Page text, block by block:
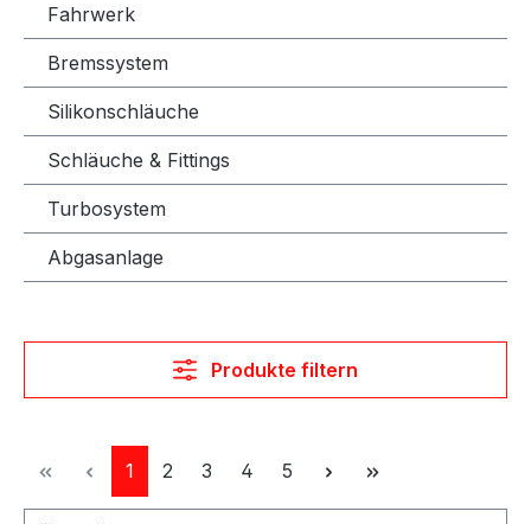
Fahrwerk
Bremssystem
Silikonschläuche
Schläuche & Fittings
Turbosystem
Abgasanlage
Produkte filtern
Seite
1 Seite
2 Seite
3 Seite
4 Seite
5